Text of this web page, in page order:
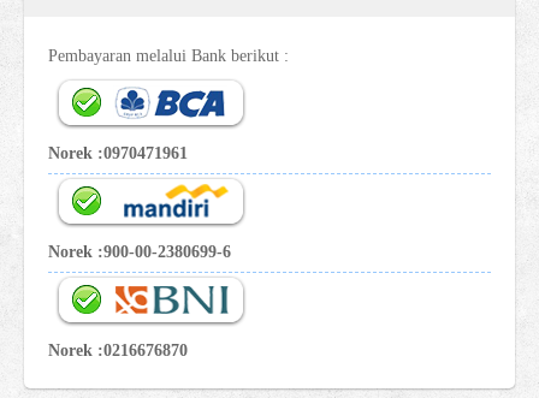
Pembayaran melalui Bank berikut :
Norek :0970471961
Norek :900-00-2380699-6
Norek :0216676870